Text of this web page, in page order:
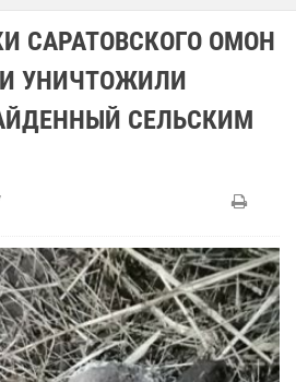
САРАТОВСКОГО ОМОН
УНИЧТОЖИЛИ
СЕЛЬСКИМ